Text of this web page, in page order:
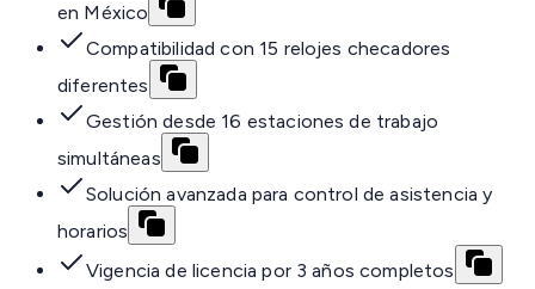
en México
Compatibilidad con 15 relojes checadores
diferentes
Gestión desde 16 estaciones de trabajo
simultáneas
Solución avanzada para control de asistencia y
horarios
Vigencia de licencia por 3 años completos